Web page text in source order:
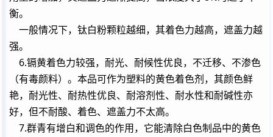
衡。
一般情况下，钛白粉颗粒越细，其着色力越高，遮盖力越
强。
6.镉黄着色力较强，耐光、耐候性优良，不迁移、不渗色
（有毒颜料）。本品可作为塑料的黄色着色剂，其颜色鲜
艳，耐光性、耐热性优良、耐溶剂性、耐水性和耐碱性亦
好，但不耐酸、着色、遮盖力不太高。
7.群青有增白和调色的作用，它能清除白色制品中的黄色